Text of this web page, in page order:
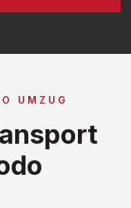
UMZUG